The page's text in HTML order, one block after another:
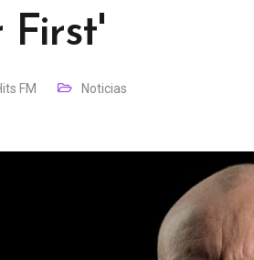
First'
FM Noticias